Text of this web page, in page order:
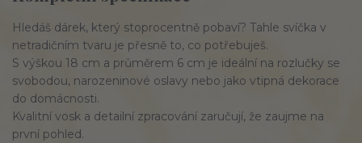
Hledáš dárek, který stoprocentně pobaví? Tahle svíčka v
netradičním tvaru je přesně to, co potřebuješ.
S výškou 18 cm a průměrem 6 cm je ideální na rozlučky se
svobodou, narozeninové oslavy nebo jako vtipná dekorace
do domácnosti.
Kvalitní vosk a detailní zpracování zaručují, že zaujme na
první pohled.